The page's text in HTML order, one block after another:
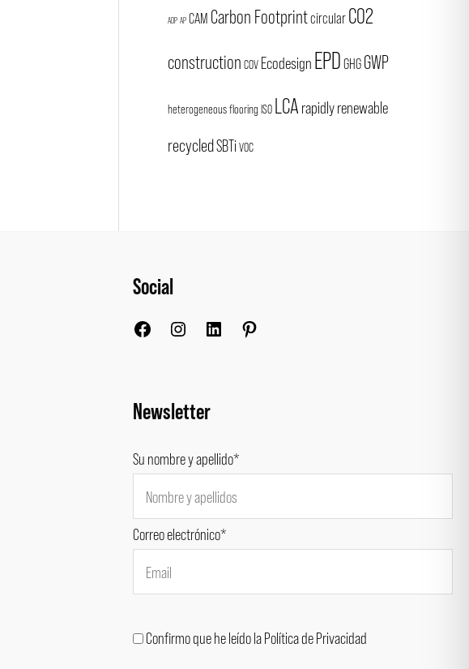
ADP AP CAM Carbon FootprintcircularCO2
construction COV Ecodesign EPDGHGGWP
heterogeneous flooring ISO LCA rapidly renewable
recycledSBTi VOC
Social
Facebook
Newsletter
Su nombre y apellido*
Correo electrónico*
Confirmo que he leído la Política de Privacidad